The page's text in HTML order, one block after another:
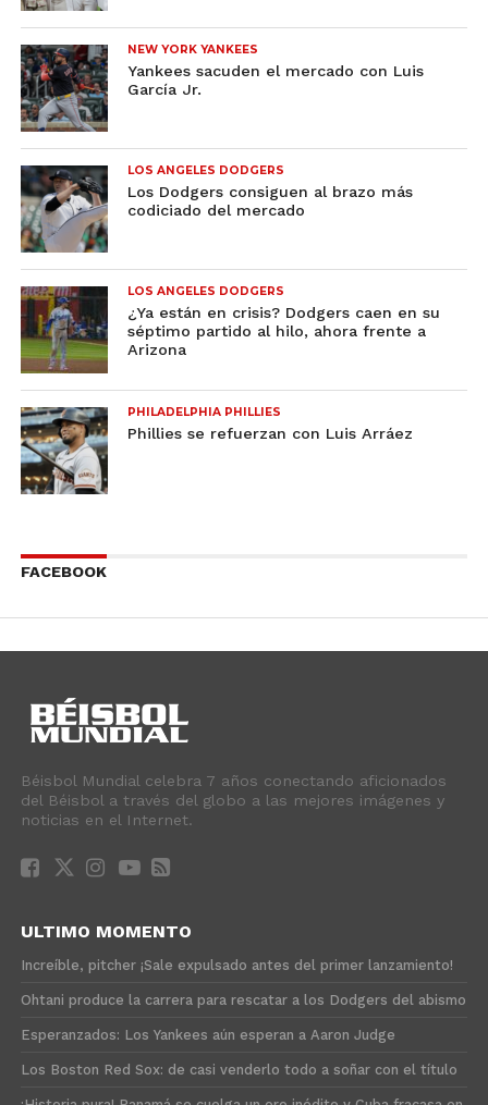
NEW YORK YANKEES
Yankees sacuden el mercado con Luis
García Jr.
LOS ANGELES DODGERS
Los Dodgers consiguen al brazo más
codiciado del mercado
LOS ANGELES DODGERS
¿Ya están en crisis? Dodgers caen en su
séptimo partido al hilo, ahora frente a
Arizona
PHILADELPHIA PHILLIES
Phillies se refuerzan con Luis Arráez
FACEBOOK
Béisbol Mundial celebra 7 años conectando aficionados
del Béisbol a través del globo a las mejores imágenes y
noticias en el Internet.
ULTIMO MOMENTO
Increíble, pitcher ¡Sale expulsado antes del primer lanzamiento!
Ohtani produce la carrera para rescatar a los Dodgers del abismo
Esperanzados: Los Yankees aún esperan a Aaron Judge
Los Boston Red Sox: de casi venderlo todo a soñar con el título